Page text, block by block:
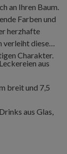
an Ihren Baum.
Farben und
herzhafte
verleiht diese
Charakter.
aus
breit und 7,5
aus Glas,
breit und 7,5